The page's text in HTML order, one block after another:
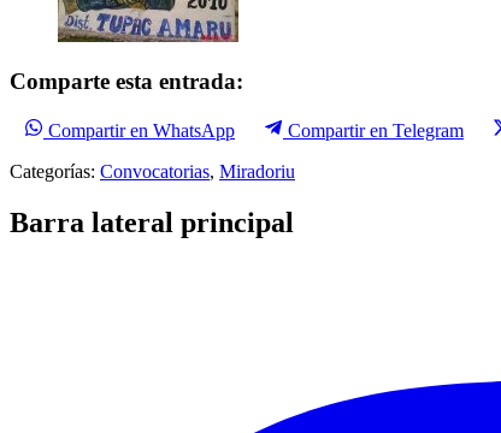
Comparte esta entrada:
Compartir en WhatsApp Compartir en Telegram
Categorías: Convocatorias, Miradoriu
Barra lateral principal